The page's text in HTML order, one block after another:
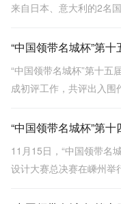
来自日本、意大利的2名
“中国领带名城杯”第十五
成初评工作，共评出入围
11月15日，“中国领带名
设计大赛总决赛在嵊州举